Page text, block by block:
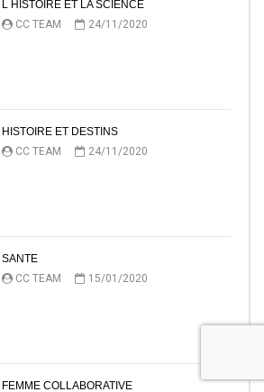
L HISTOIRE ET LA SCIENCE
CC TEAM
24/11/2020
HISTOIRE ET DESTINS
CC TEAM
24/11/2020
SANTE
CC TEAM
15/01/2020
FEMME COLLABORATIVE